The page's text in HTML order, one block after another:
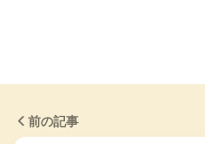
前の記事